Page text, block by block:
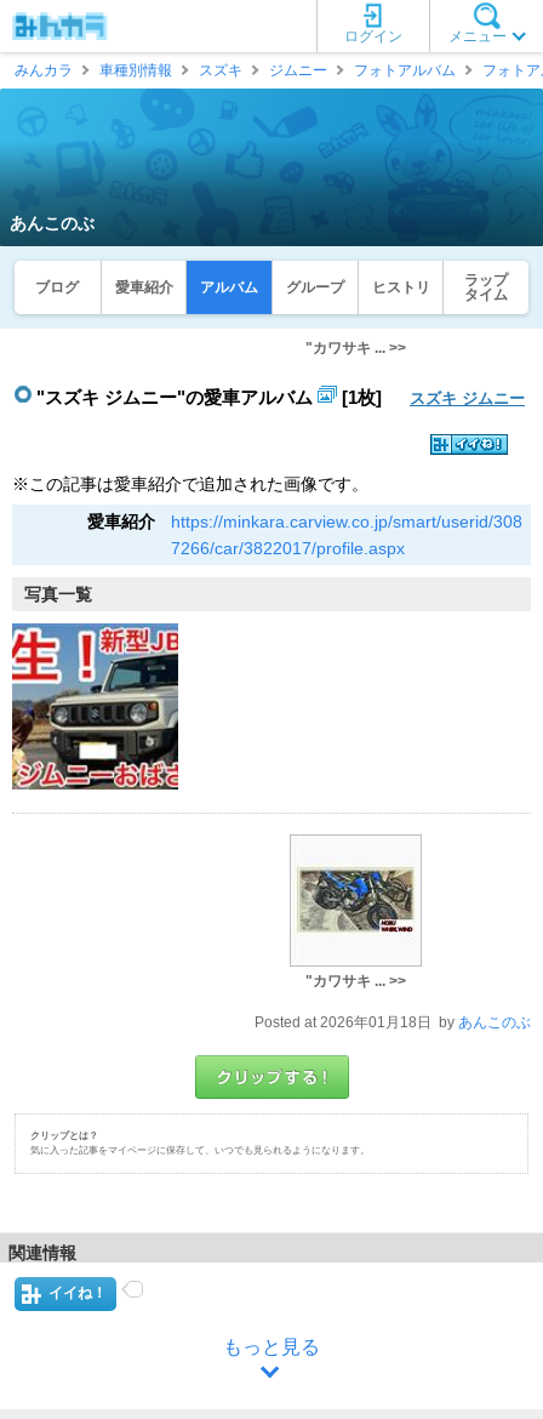
メニュー
ログイン
みんカラ
車種別情報 スズキ ジムニー フォトアルバム フォト
あんこのぶ
ブログ 愛車紹介 アルバム グループ ヒストリ
ラップ
タイム
"カワサキ ... >>
"スズキ ジムニー"の愛車アルバム [1枚] スズキ ジムニー
※この記事は愛車紹介で追加された画像です。
愛車紹介
https://minkara.carview.co.jp/smart/userid/308
7266/car/3822017/profile.aspx
写真一覧
"カワサキ ... >>
Posted at 2026年01月18日 by あんこのぶ
クリップとは？
気に入った記事をマイページに保存して、いつでも見られるようになります。
関連情報
イイね！
もっと見る